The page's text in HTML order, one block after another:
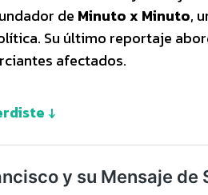
de Minuto x Minuto,
Su último reportaje
afectados.
↓